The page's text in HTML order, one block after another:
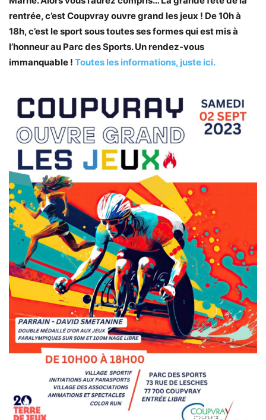
rentrée, c’est Coupvray ouvre grand les jeux ! De 10h à
18h, c’est le sport sous toutes ses formes qui est mis à
l’honneur au Parc des Sports. Un rendez-vous
immanquable ! Toutes les informations, juste ici.